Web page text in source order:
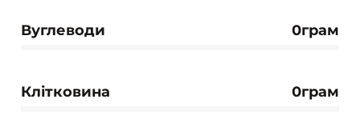
Вуглеводи 0грам
Клітковина 0грам